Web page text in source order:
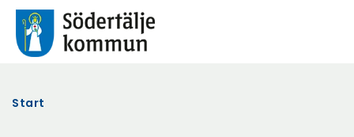
Start